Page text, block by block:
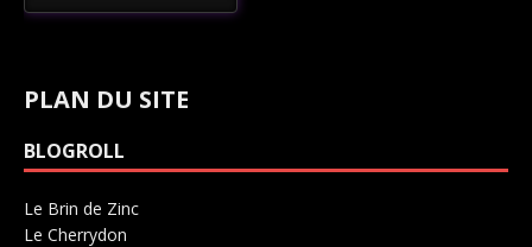
PLAN DU SITE
BLOGROLL
Le Brin de Zinc
Le Cherrydon